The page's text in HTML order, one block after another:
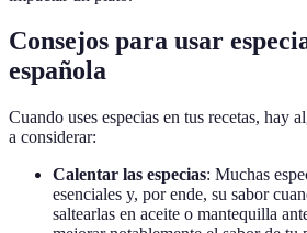
Consejos para usar
española
Cuando uses especias en tus recetas, hay
a considerar:
Calentar las especias: Muchas
esenciales y, por ende, su sabor
saltearlas en aceite o mantequilla